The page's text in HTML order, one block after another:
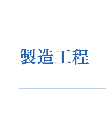
製造工程